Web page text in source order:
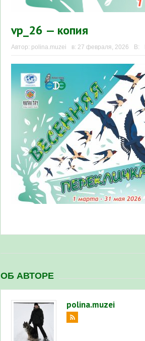
vp_26 — копия
Автор: polina.muzei в: 27 февраля, 2026 В:
ОБ АВТОРЕ
polina.muzei